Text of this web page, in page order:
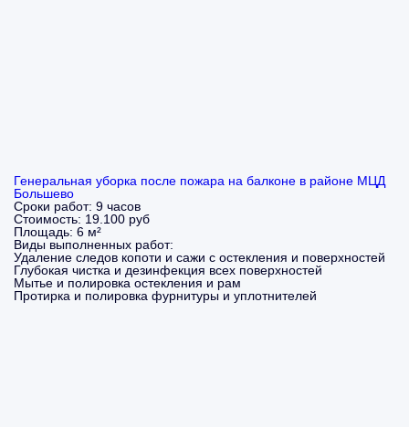
Генеральная уборка после пожара на балконе в районе МЦД
Большево
Сроки работ: 9 часов
Стоимость: 19.100 руб
Площадь: 6 м²
Виды выполненных работ:
Удаление следов копоти и сажи с остекления и поверхностей
Глубокая чистка и дезинфекция всех поверхностей
Мытье и полировка остекления и рам
Протирка и полировка фурнитуры и уплотнителей